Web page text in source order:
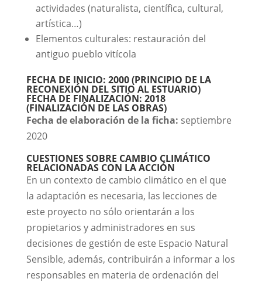
actividades (naturalista, científica, cultural,
artística…)
Elementos culturales: restauración del
antiguo pueblo vitícola
FECHA DE INICIO: 2000 (PRINCIPIO DE LA
RECONEXIÓN DEL SITIO AL ESTUARIO)
FECHA DE FINALIZACIÓN: 2018
(FINALIZACIÓN DE LAS OBRAS)
Fecha de elaboración de la ficha: septiembre
2020
CUESTIONES SOBRE CAMBIO CLIMÁTICO
RELACIONADAS CON LA ACCIÓN
En un contexto de cambio climático en el que
la adaptación es necesaria, las lecciones de
este proyecto no sólo orientarán a los
propietarios y administradores en sus
decisiones de gestión de este Espacio Natural
Sensible, además, contribuirán a informar a los
responsables en materia de ordenación del